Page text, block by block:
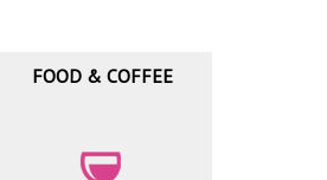
FOOD & COFFEE